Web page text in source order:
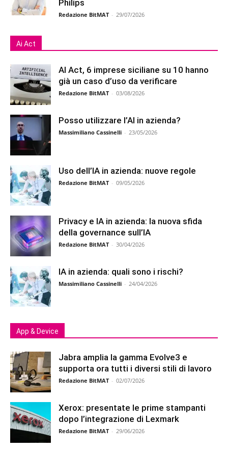
Philips
Redazione BitMAT - 29/07/2026
Ai Act
AI Act, 6 imprese siciliane su 10 hanno
già un caso d’uso da verificare
Redazione BitMAT - 03/08/2026
Posso utilizzare l’AI in azienda?
Massimiliano Cassinelli - 23/05/2026
Uso dell’IA in azienda: nuove regole
Redazione BitMAT - 09/05/2026
Privacy e IA in azienda: la nuova sfida
della governance sull’IA
Redazione BitMAT - 30/04/2026
IA in azienda: quali sono i rischi?
Massimiliano Cassinelli - 24/04/2026
App & Device
Jabra amplia la gamma Evolve3 e
supporta ora tutti i diversi stili di lavoro
Redazione BitMAT - 02/07/2026
Xerox: presentate le prime stampanti
dopo l’integrazione di Lexmark
Redazione BitMAT - 29/06/2026